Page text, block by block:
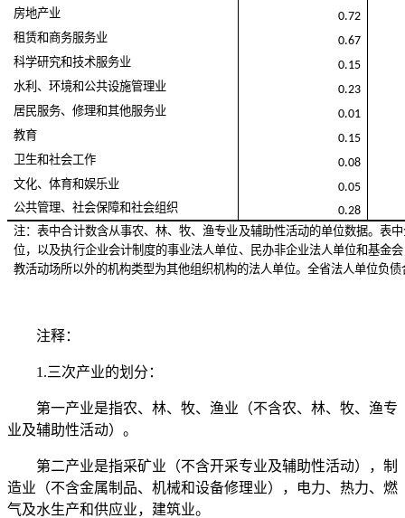
房地产业
0.72
租赁和商务服务业
0.67
科学研究和技术服务业
0.15
水利、环境和公共设施管理业
0.23
居民服务、修理和其他服务业
0.01
教育
0.15
卫生和社会工作
0.08
文化、体育和娱乐业
0.05
公共管理、社会保障和社会组织
0.28
注：表中合计数含从事农、林、牧、渔专业及辅助性活动的单位数据。表
位，以及执行企业会计制度的事业法人单位、民办非企业法人单位和基金
教活动场所以外的机构类型为其他组织机构的法人单位。全省法人单位负
注释：
1.三次产业的划分：
第一产业是指农、林、牧、渔业（不含农、林、牧、渔专
业及辅助性活动）。
第二产业是指采矿业（不含开采专业及辅助性活动），制
造业（不含金属制品、机械和设备修理业），电力、热力、燃
气及水生产和供应业，建筑业。